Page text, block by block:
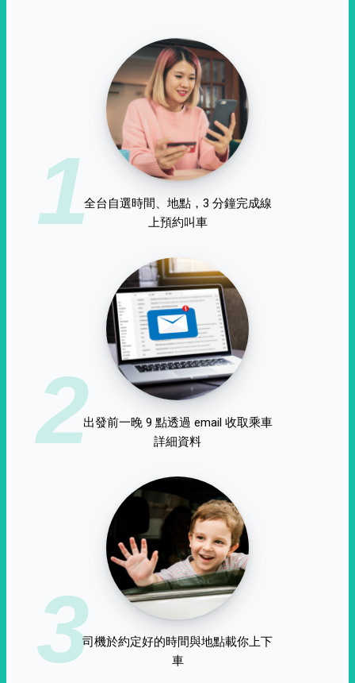
1全台自選時間、地點，3 分鐘完成線
上預約叫車
2出發前一晚 9 點透過 email 收取乘車
詳細資料
3司機於約定好的時間與地點載你上下
車